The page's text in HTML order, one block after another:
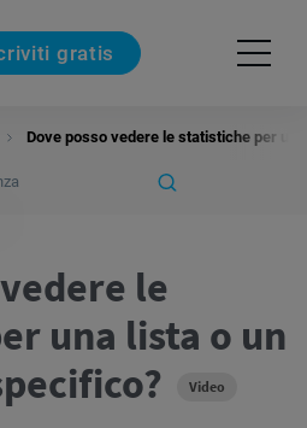
gratis
Dove posso vedere le statistiche per
le
una lista o un
Video